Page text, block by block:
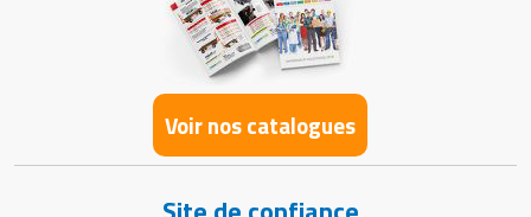
Voir nos catalogues